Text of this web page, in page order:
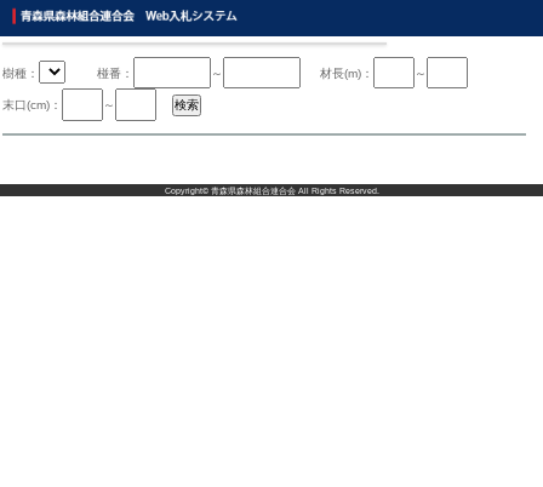
樹種： 椪番： ～ 材長(m)： ～
末口(cm)： ～
Copyright© 青森県森林組合連合会All Rights Reserved.